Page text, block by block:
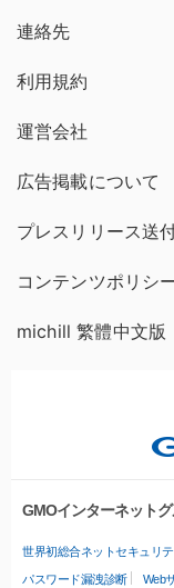
連絡先
利用規約
運営会社
広告掲載について
プレスリリース送
コンテンツポリシ
michill 繁體中文版
GMOインターネット
世界初総合ネットセキュリ
パスワード漏洩診断 Web